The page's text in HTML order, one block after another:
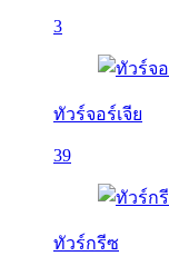
3
ทัวร์จอร์เจีย
39
ทัวร์กรีซ